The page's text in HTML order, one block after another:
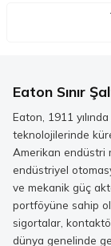
Eaton Sınır
Eaton, 1911
teknolojilerinde
Amerikan endüstri
endüstriyel
ve mekanik güç
portföyüne sahip
sigortalar,
dünya genelinde